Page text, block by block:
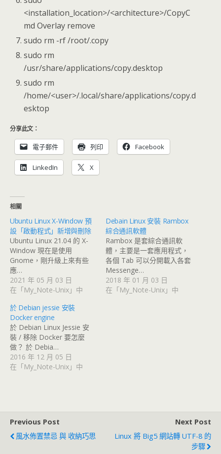
<installation_location>/<architecture>/CopyC
md Overlay remove
sudo rm -rf /root/.copy
sudo rm
/usr/share/applications/copy.desktop
sudo rm
/home/<user>/.local/share/applications/copy.d
esktop
分享此文：
電子郵件 列印 Facebook
LinkedIn X
相關
Ubuntu Linux X-Window 預
設「啟動程式」新增與刪除
Ubuntu Linux 21.04 的 X-
Window 現在是使用
Gnome，剛升級上來有些
應…
2021 年 05 月 03 日
在「My_Note-Unix」中
Debain Linux 安裝 Rambox
綜合通訊軟體
Rambox 是套綜合通訊軟
體，主要是一套應用程式，
各個 Tab 可以分開載入各套
Messenge…
2018 年 01 月 03 日
在「My_Note-Unix」中
於 Debian jessie 安裝
Docker engine
於 Debian Linux Jessie 安
裝 / 移除 Docker 要怎麼
做？ 於 Debia…
2016 年 12 月 05 日
在「My_Note-Unix」中
Previous Post
風水佈置禁忌 與 收納巧思
Next Post
Linux 將 Big5 網站轉 UTF-8 的
步驟